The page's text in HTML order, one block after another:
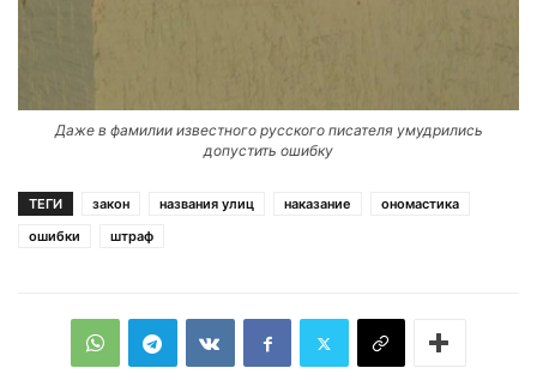
Даже в фамилии известного русского писателя умудрились
допустить ошибку
ТЕГИ закон названия улиц наказание
ономастика
ошибки
штраф